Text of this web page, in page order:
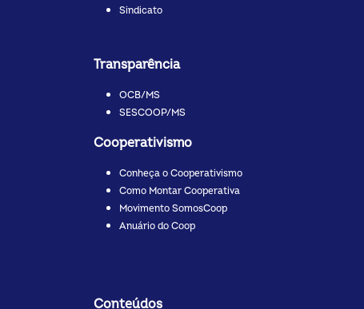
Sindicato
Transparência
OCB/MS
SESCOOP/MS
Cooperativismo
Conheça o Cooperativismo
Como Montar Cooperativa
Movimento SomosCoop
Anuário do Coop
Conteúdos